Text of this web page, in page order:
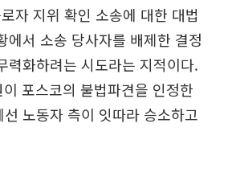
자 지위 확인 소송에 대한 대법
에서 소송 당사자를 배제한 결정
력화하려는 시도라는 지적이다.
포스코의 불법파견을 인정한
노동자 측이 잇따라 승소하고